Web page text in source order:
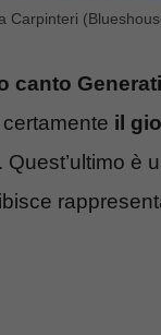
Carpinteri
canto
il
Quest’ultimo è